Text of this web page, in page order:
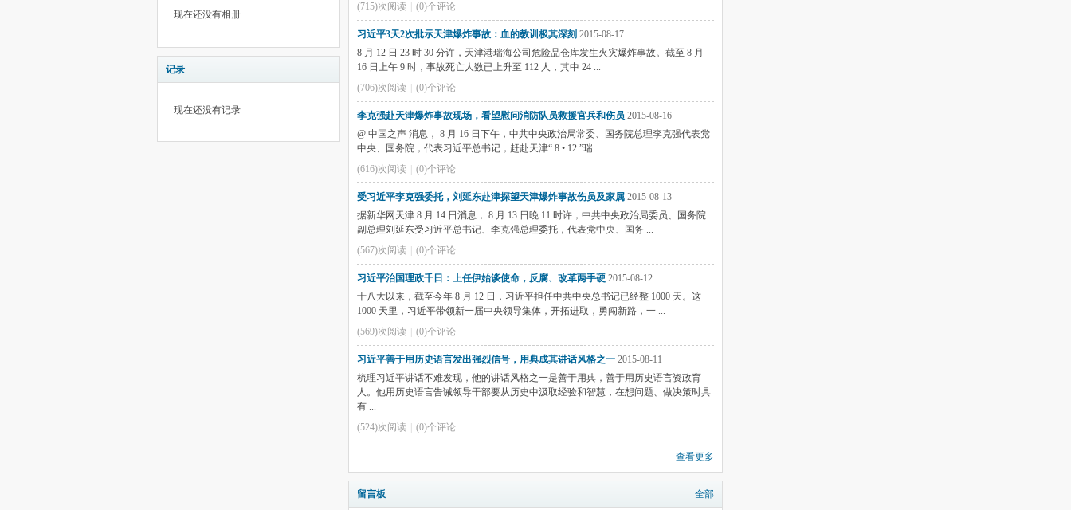
现在还没有相册
记录
现在还没有记录
(715)次阅读
(0)个评论
习近平3天2次批示天津爆炸事故：血的教训极其深刻 2015-08-17
8 月 12 日 23 时 30 分许，天津港瑞海公司危险品仓库发生火灾爆炸事故。截至 8 月
16 日上午 9 时，事故死亡人数已上升至 112 人，其中 24 ...
(706)次阅读
(0)个评论
李克强赴天津爆炸事故现场，看望慰问消防队员救援官兵和伤员 2015-08-16
@ 中国之声 消息， 8 月 16 日下午，中共中央政治局常委、国务院总理李克强代表党
中央、国务院，代表习近平总书记，赶赴天津“ 8 • 12 ”瑞 ...
(616)次阅读
(0)个评论
受习近平李克强委托，刘延东赴津探望天津爆炸事故伤员及家属 2015-08-13
据新华网天津 8 月 14 日消息， 8 月 13 日晚 11 时许，中共中央政治局委员、国务院
副总理刘延东受习近平总书记、李克强总理委托，代表党中央、国务 ...
(567)次阅读
(0)个评论
习近平治国理政千日：上任伊始谈使命，反腐、改革两手硬 2015-08-12
十八大以来，截至今年 8 月 12 日，习近平担任中共中央总书记已经整 1000 天。这
1000 天里，习近平带领新一届中央领导集体，开拓进取，勇闯新路，一 ...
(569)次阅读
(0)个评论
习近平善于用历史语言发出强烈信号，用典成其讲话风格之一 2015-08-11
梳理习近平讲话不难发现，他的讲话风格之一是善于用典，善于用历史语言资政育
人。他用历史语言告诫领导干部要从历史中汲取经验和智慧，在想问题、做决策时具
有 ...
(524)次阅读
(0)个评论
查看更多
留言板 全部